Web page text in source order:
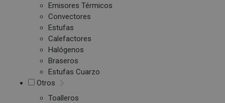
Emisores Térmicos
Convectores
Estufas
Calefactores
Halógenos
Braseros
Estufas Cuarzo
Otros
Toalleros